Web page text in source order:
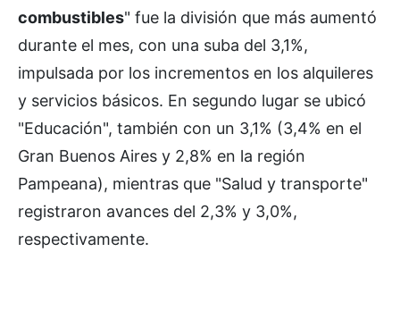
combustibles" fue la división que más aumentó
durante el mes, con una suba del 3,1%,
impulsada por los incrementos en los alquileres
y servicios básicos. En segundo lugar se ubicó
"Educación", también con un 3,1% (3,4% en el
Gran Buenos Aires y 2,8% en la región
Pampeana), mientras que "Salud y transporte"
registraron avances del 2,3% y 3,0%,
respectivamente.